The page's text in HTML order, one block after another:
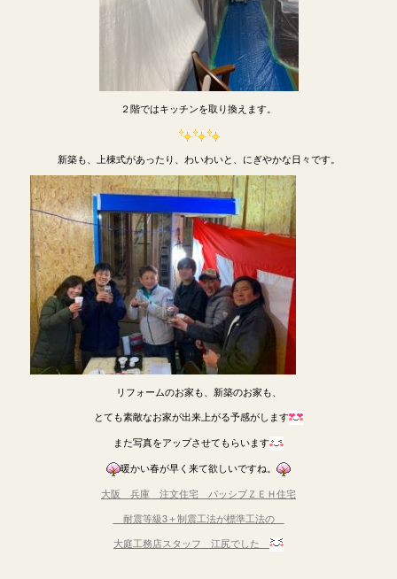
２階ではキッチンを取り換えます。
新築も、上棟式があったり、わいわいと、にぎやかな日々です。
リフォームのお家も、新築のお家も、
とても素敵なお家が出来上がる予感がします
また写真をアップさせてもらいます
暖かい春が早く来て欲しいですね。
大阪 兵庫 注文住宅 パッシブＺＥＨ住宅
耐震等級3＋制震工法が標準工法の
大庭工務店スタッフ 江尻でした